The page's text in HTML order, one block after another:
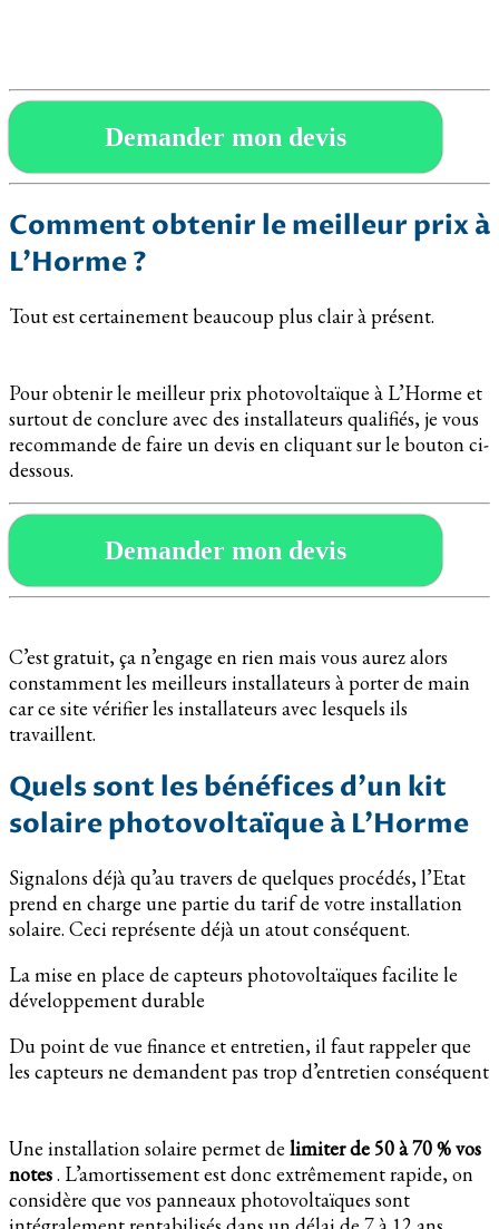
Demander mon devis
Comment obtenir le meilleur prix à
L’Horme ?
Tout est certainement beaucoup plus clair à présent.
Pour obtenir le meilleur prix photovoltaïque à L’Horme et
surtout de conclure avec des installateurs qualifiés, je vous
recommande de faire un devis en cliquant sur le bouton ci-
dessous.
Demander mon devis
C’est gratuit, ça n’engage en rien mais vous aurez alors
constamment les meilleurs installateurs à porter de main
car ce site vérifier les installateurs avec lesquels ils
travaillent.
Quels sont les bénéfices d’un kit
solaire photovoltaïque à L’Horme
Signalons déjà qu’au travers de quelques procédés, l’Etat
prend en charge une partie du tarif de votre installation
solaire. Ceci représente déjà un atout conséquent.
La mise en place de capteurs photovoltaïques facilite le
développement durable
Du point de vue finance et entretien, il faut rappeler que
les capteurs ne demandent pas trop d’entretien conséquent
Une installation solaire permet de limiter de 50 à 70 % vos
notes. L’amortissement est donc extrêmement rapide, on
considère que vos panneaux photovoltaïques sont